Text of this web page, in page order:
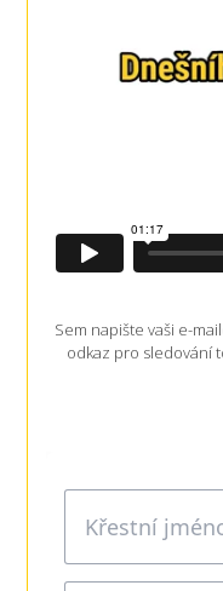
Sem napište vaši e-
odkaz pro sledování